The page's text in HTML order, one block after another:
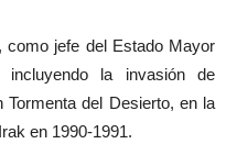
como jefe del Estado Mayor
la invasión de
del Desierto, en la
en 1990-1991.